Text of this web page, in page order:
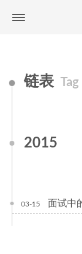
链表 Tag
2015
03-15 面试中